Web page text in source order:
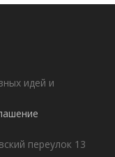
идей и
переулок 13